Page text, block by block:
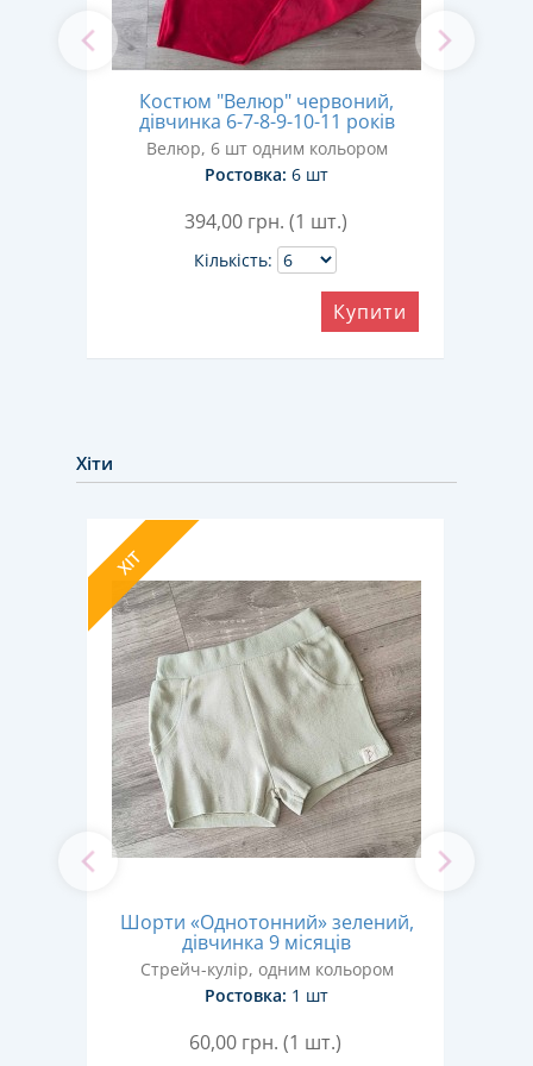
Костюм "Велюр" червоний,
дівчинка 6-7-8-9-10-11 років
Велюр, 6 шт одним кольором
Ростовка: 6 шт
394,00 грн. (1 шт.)
Кількість:
Купити
Хіти
ХІТ
Шорти «Однотонний» зелений,
дівчинка 9 місяців
Стрейч-кулір, одним кольором
Ростовка: 1 шт
60,00 грн. (1 шт.)